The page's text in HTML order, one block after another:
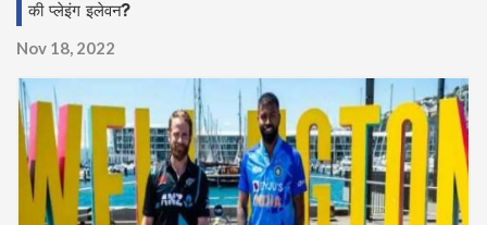
की प्लेइंग इलेवन?
Nov 18, 2022